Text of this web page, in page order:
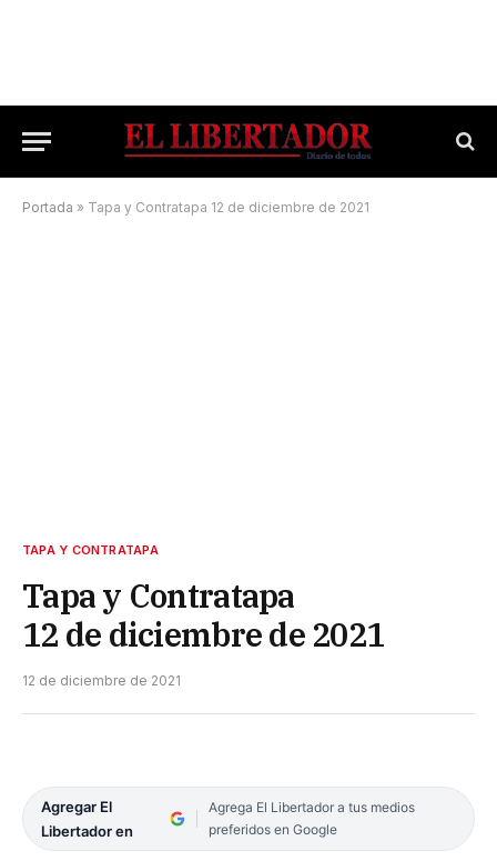
Portada » Tapa y Contratapa 12 de diciembre de 2021
TAPA Y CONTRATAPA
Tapa y Contratapa
12 de diciembre de 2021
12 de diciembre de 2021
Agregar El
Libertador en
Agrega El Libertador a tus medios
preferidos en Google